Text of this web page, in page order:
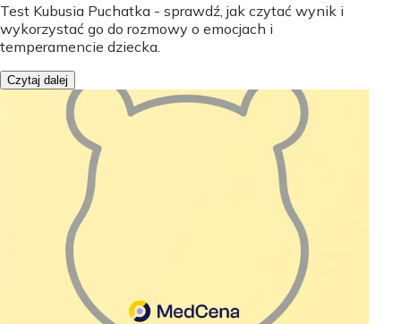
Test Kubusia Puchatka - sprawdź, jak czytać wynik i
wykorzystać go do rozmowy o emocjach i
temperamencie dziecka.
Czytaj dalej